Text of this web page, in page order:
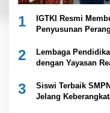
1
IGTKI Resmi
Penyusunan
2
Lembaga
dengan Yayasan
3
Siswi Terbaik
Jelang